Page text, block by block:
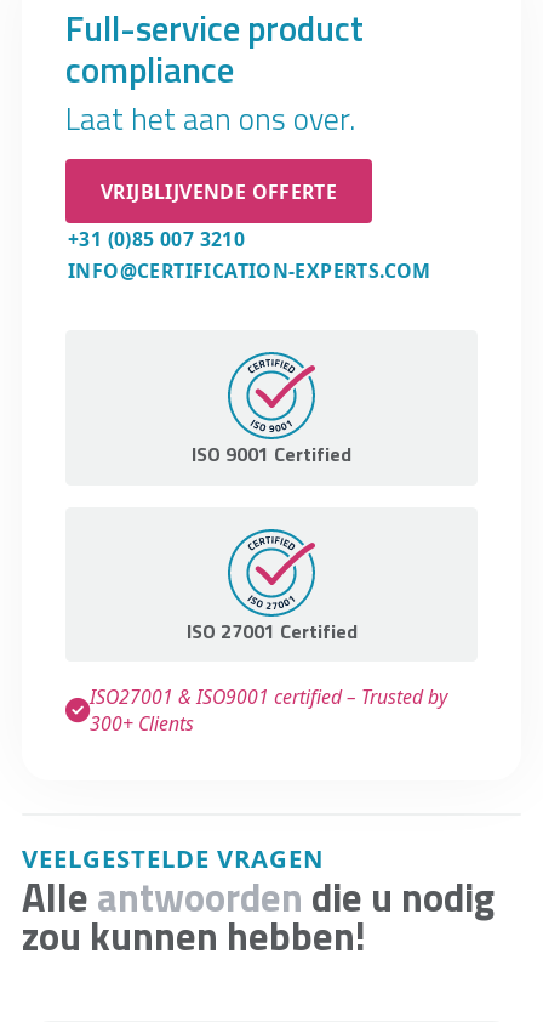
Full-service product
compliance
Laat het aan ons over.
VRIJBLIJVENDE OFFERTE
+31 (0)85 007 3210
INFO@CERTIFICATION-EXPERTS.COM
ISO 9001 Certified
ISO 27001 Certified
ISO27001 & ISO9001 certified – Trusted by
300+ Clients
VEELGESTELDE VRAGEN
Alleantwoorden die u nodig
zou kunnen hebben!